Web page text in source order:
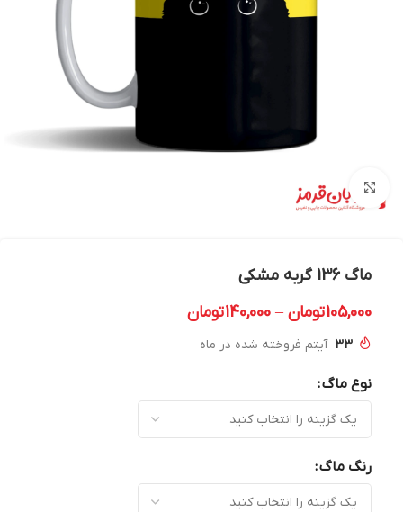
بزرگنمایی تصویر
ماگ 136 گربه مشکی
105,000تومان –
140,000تومان
33 آیتم فروخته شده در ماه
نوع ماگ
رنگ ماگ